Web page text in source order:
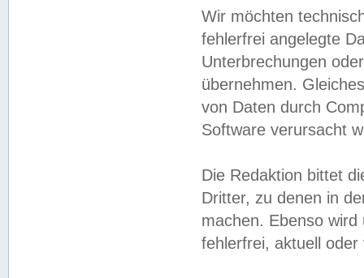
Wir möchten
fehlerfrei angelegte
Unterbrechungen
übernehmen.
von Daten durch
Software verursacht
Die Redaktion bittet
Dritter, zu denen in
machen. Ebenso
fehlerfrei, aktuell oder